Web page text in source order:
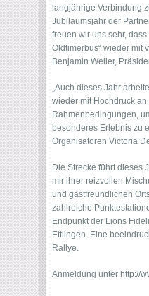
langjährige Verbindung
Jubiläumsjahr der
freuen wir uns sehr,
Oldtimerbus“ wieder mit
Benjamin Weiler,
„Auch dieses Jahr
wieder mit Hochdruck
Rahmenbedingungen,
besonderes Erlebnis zu
Organisatoren Victoria
Die Strecke führt dieses
mir ihrer reizvollen
und gastfreundlichen
zahlreiche
Endpunkt der Lions
Ettlingen. Eine
Rallye.
Anmeldung unter http://